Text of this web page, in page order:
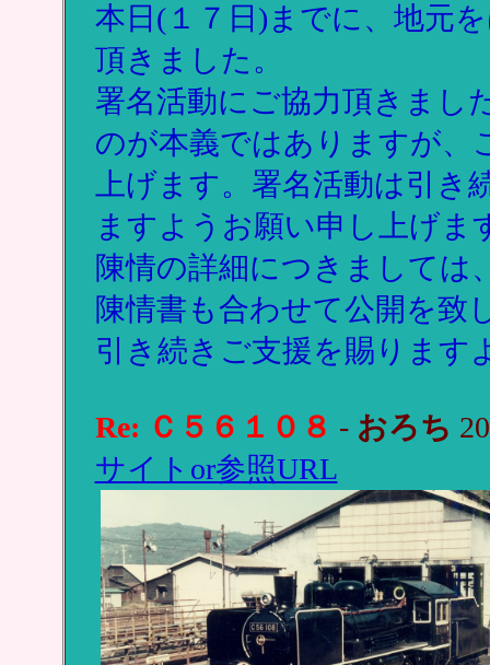
本日(１７日)までに、地元
頂きました。
署名活動にご協力頂きまし
のが本義ではありますが、
上げます。署名活動は引
ますようお願い申し上げま
陳情の詳細につきましては
陳情書も合わせて公開を致
引き続きご支援を賜ります
Re: Ｃ５６１０８ - おろち
サイトor参照URL